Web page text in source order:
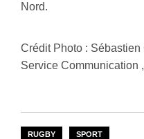
Nord.
Crédit Photo :
Service Communication
RUGBY SPORT